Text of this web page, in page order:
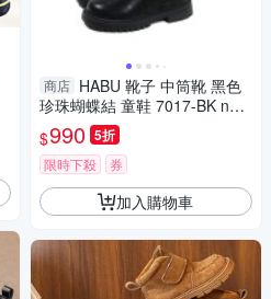
商店 HABU 靴子 中筒靴 黑色
珍珠蝴蝶結 童鞋 7017-BK no0
28
$990 5折
限時下殺 券
加入購物車